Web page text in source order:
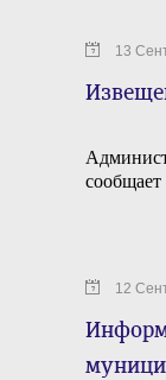
13
сообщает
12